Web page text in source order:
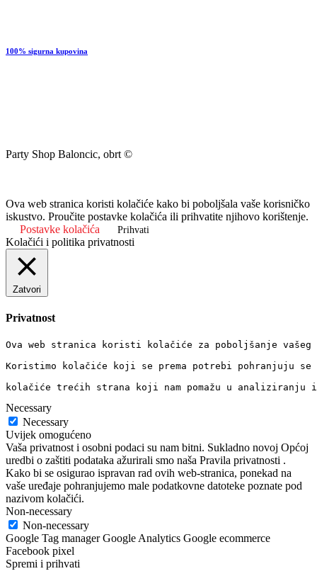
100% sigurna kupovina
Party Shop Baloncic, obrt ©
Ova web stranica koristi kolačiće kako bi poboljšala vaše korisničko
iskustvo. Proučite postavke kolačića ili prihvatite njihovo korištenje.
Postavke kolačića
Prihvati
Kolačići i politika privatnosti
Zatvori
Privatnost
Ova web stranica koristi kolačiće za poboljšanje
Koristimo kolačiće koji se prema potrebi pohranjuju
kolačiće trećih strana koji nam pomažu u
Necessary
Necessary
Uvijek omogućeno
Vaša privatnost i osobni podaci su nam bitni. Sukladno novoj Općoj
uredbi o zaštiti podataka ažurirali smo naša Pravila privatnosti .
Kako bi se osigurao ispravan rad ovih web-stranica, ponekad na
vaše uređaje pohranjujemo male podatkovne datoteke poznate pod
nazivom kolačići.
Non-necessary
Non-necessary
Google Tag manager Google Analytics Google ecommerce
Facebook pixel
Spremi i prihvati